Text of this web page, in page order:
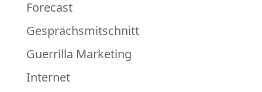
Forecast
Gesprächsmitschnitt
Guerrilla Marketing
Internet